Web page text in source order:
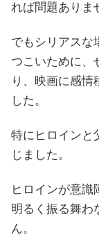
れば問題ありま
でもシリアスな
つこいために、
り、映画に感情
した。
特にヒロインと
じました。
ヒロインが意識
明るく振る舞わ
ん。